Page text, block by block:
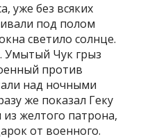
уже без всяких
под полом
светило солнце.
Умытый Чук грыз
против
над ночными
же показал Геку
желтого патрона,
от военного.